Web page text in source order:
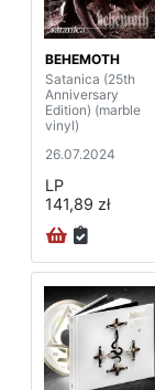
BEHEMOTH
Satanica (25th
Anniversary
Edition) (marble
vinyl)
26.07.2024
LP
141,89 zł